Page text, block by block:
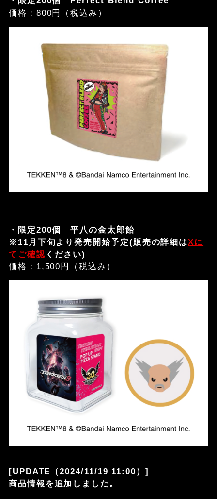
価格：800円（税込み）
・限定200個 平八の金太郎飴
※11月下旬より発売開始予定(販売の詳細はXに
てご確認 ください)
価格：1,500円（税込み）
[UPDATE（2024/11/19 11:00）]
商品情報を追加しました。